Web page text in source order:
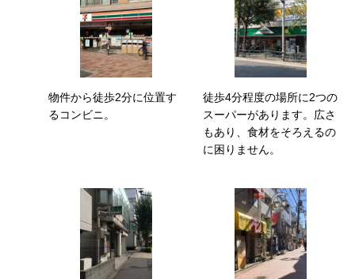
物件から徒歩2分に位置す
るコンビニ。
徒歩4分程度の場所に2つの
スーパーがあります。広さ
もあり、食材をそろえるの
に困りません。